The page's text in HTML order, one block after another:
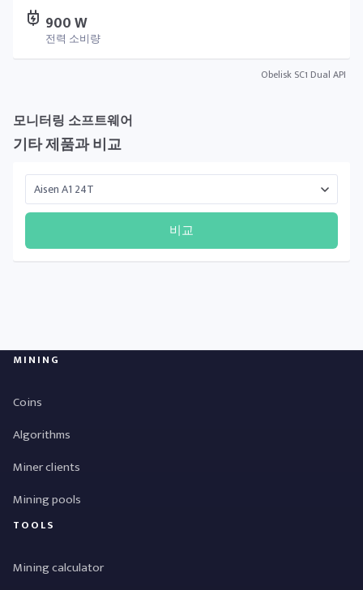
900 W
전력 소비량
Obelisk SC1 Dual API
모니터링 소프트웨어
기타 제품과 비교
비교
MINING
Coins
Algorithms
Miner clients
Mining pools
TOOLS
Mining calculator